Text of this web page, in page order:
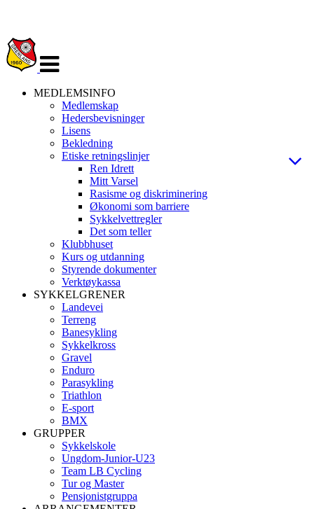
navigasjon
MEDLEMSINFO
Medlemskap
Hedersbevisninger
Lisens
Bekledning
Etiske retningslinjer
Ren Idrett
Mitt Varsel
Rasisme og diskriminering
Økonomi som barriere
Sykkelvettregler
Det som teller
Klubbhuset
Kurs og utdanning
Styrende dokumenter
Verktøykassa
SYKKELGRENER
Landevei
Terreng
Banesykling
Sykkelkross
Gravel
Enduro
Parasykling
Triathlon
E-sport
BMX
GRUPPER
Sykkelskole
Ungdom-Junior-U23
Team LB Cycling
Tur og Master
Pensjonistgruppa